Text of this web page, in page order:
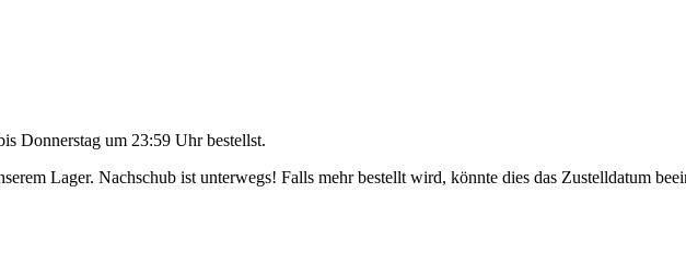
Donnerstag um 23:59 Uhrbestellst.
Lager. Nachschub ist unterwegs! Falls mehr bestellt wird, könnte dies das Zustelldatum